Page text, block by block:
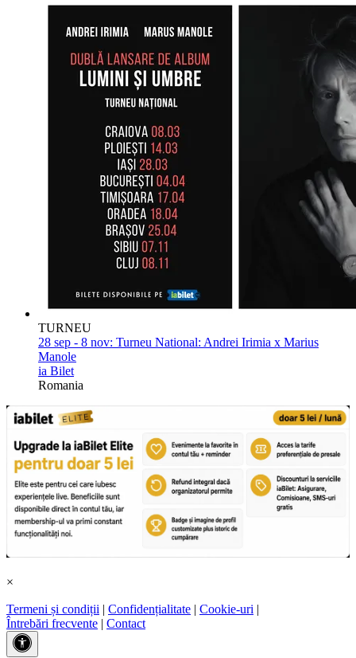
TURNEU
28 sep - 8 nov: Turneu National: Andrei Irimia x Marius
Manole
ia Bilet
Romania
×
Termeni și condiții | Confidențialitate | Cookie-uri |
Întrebări frecvente | Contact